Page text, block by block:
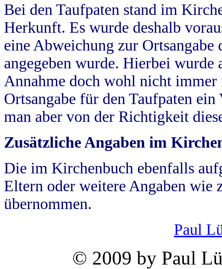
Bei den Taufpaten stand im
Herkunft. Es wurde deshalb
eine Abweichung zur
angegeben wurde. Hierbei wurde
Annahme doch wohl nicht
Ortsangabe für den Taufpaten
man aber von der Richtigkeit
Zusätzliche Angaben im
Die im Kirchenbuch ebenfalls
Eltern oder weitere Angaben wie
übernommen.
Paul
© 2009 by Paul